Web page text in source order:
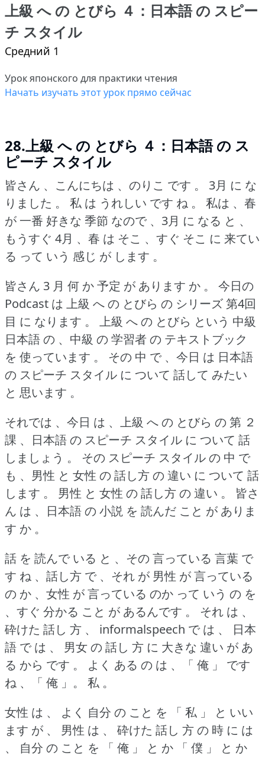
上級 へ の とびら ４：日本語 の スピー
チ スタイル
Средний 1
Урок японского для практики чтения
Начать изучать этот урок прямо сейчас
28.上級 へ の とびら ４：日本語 の ス
ピーチ スタイル
皆さん 、こんにちは 、のりこ です 。
3月 に な
りました 。
私 は うれしい です ね 。
私は 、春
が 一番 好きな 季節 なので 、3月 に なる と 、
もうすぐ 4月 、春 は そこ 、すぐ そこ に 来てい
る って いう 感じ が します 。
皆さん 3 月 何 か 予定 が あります か 。
今日の
Podcast は 上級 へ の とびら の シリーズ 第4回
目 に なります 。
上級 へ の とびら という 中級
日本語 の 、中級 の 学習者 の テキストブック
を 使っています 。
その 中 で 、今日 は 日本語
の スピーチ スタイル に ついて 話して みたい
と 思います 。
それでは 、今日 は 、上級 へ の とびら の 第 ２
課 、日本語 の スピーチ スタイル に ついて 話
しましょう 。
その スピーチ スタイル の 中 で
も 、男性 と 女性 の 話し方 の 違い に ついて 話
します 。
男性 と 女性 の 話し方 の 違い 。
皆さ
ん は 、日本語 の 小説 を 読んだ こと が ありま
す か 。
話 を 読んで いる と 、その 言っている 言葉 で
す ね 、話し方 で 、それ が 男性 が 言っている
の か 、女性 が 言っている のか って いう の を
、すぐ 分かる こと が あるんです 。
それ は 、
砕けた 話し 方 、 informalspeech で は 、 日本
語 で は 、 男女 の 話し 方 に 大きな 違い が あ
る から です 。
よく ある の は 、「 俺 」 です
ね 、「 俺 」。
私 。
女性 は 、 よく 自分 の こと を 「 私 」 と いい
ます が 、 男性 は 、 砕けた 話し 方 の 時 に は
、 自分 の こと を 「 俺 」 と か 「 僕 」 と か